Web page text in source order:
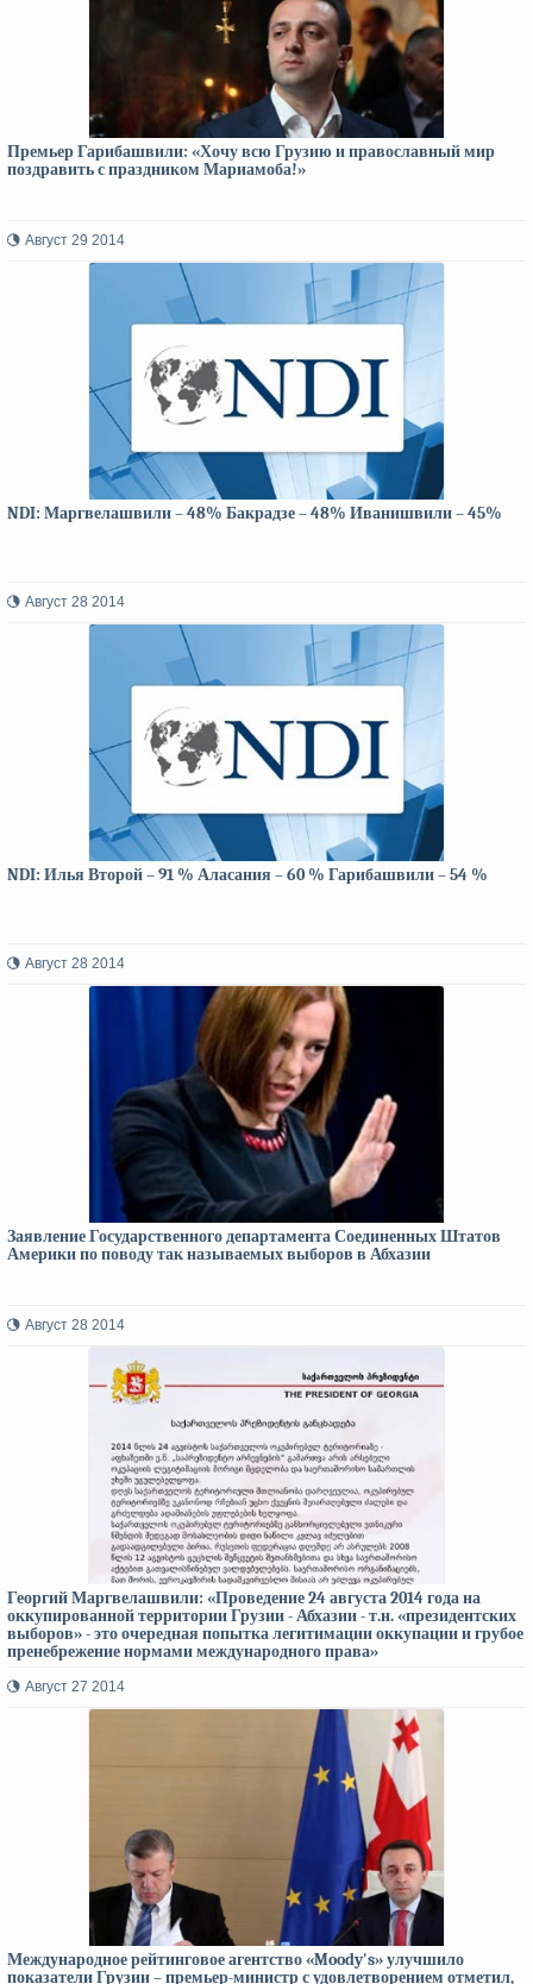
Премьер Гарибашвили: «Хочу всю Грузию и православный мир
поздравить с праздником Мариамоба!»
Август 29 2014
NDI: Маргвелашвили – 48% Бакрадзе – 48% Иванишвили – 45%
Август 28 2014
NDI: Илья Второй – 91 % Аласания – 60 % Гарибашвили – 54 %
Август 28 2014
Заявление Государственного департамента Соединенных Штатов
Америки по поводу так называемых выборов в Абхазии
Август 28 2014
Георгий Маргвелашвили: «Проведение 24 августа 2014 года на
оккупированной территории Грузии - Абхазии - т.н. «президентских
выборов» - это очередная попытка легитимации оккупации и грубое
пренебрежение нормами международного права»
Август 27 2014
Международное рейтинговое агентство «Moody's» улучшило
показатели Грузии – премьер-министр с удовлетворением отметил,